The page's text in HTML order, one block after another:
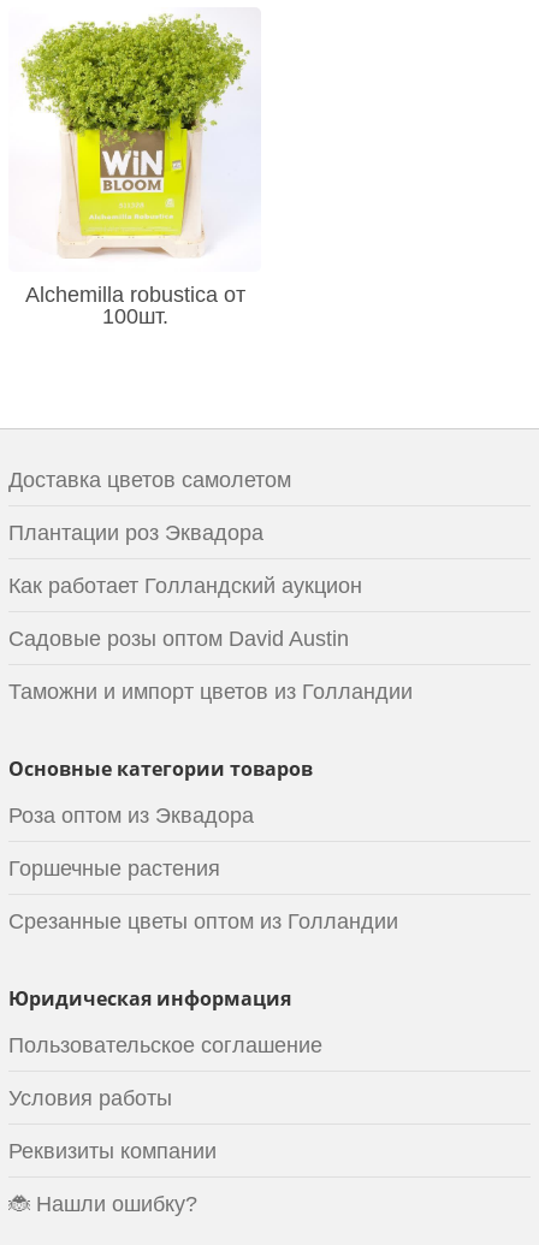
Alchemilla robustica от
100шт.
Доставка цветов самолетом
Плантации роз Эквадора
Как работает Голландский аукцион
Садовые розы оптом David Austin
Таможни и импорт цветов из Голландии
Основные категории товаров
Роза оптом из Эквадора
Горшечные растения
Срезанные цветы оптом из Голландии
Юридическая информация
Пользовательское соглашение
Условия работы
Реквизиты компании
🐞 Нашли ошибку?